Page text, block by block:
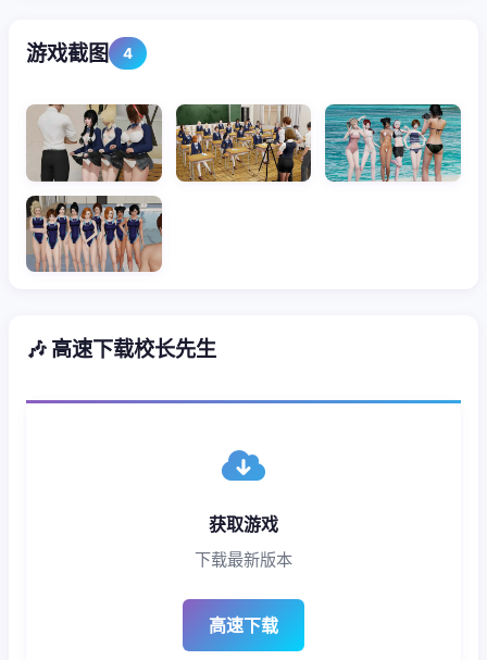
游戏截图 4
🎶 高速下载校长先生
获取游戏
下载最新版本
高速下载